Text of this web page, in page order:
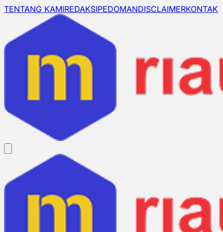
TENTANG KAMIREDAKSIPEDOMANDISCLAIMERKONTAK